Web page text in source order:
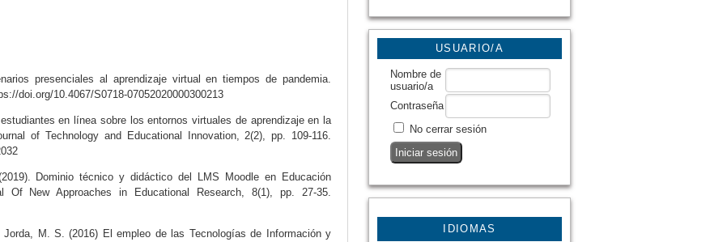
USUARIO/A
Nombre de
usuario/a
Contraseña
No cerrar sesión
IDIOMAS
presenciales al aprendizaje virtual en tiempos de pandemia.
doi.org/10.4067/S0718-07052020000300213
en línea sobre los entornos virtuales de aprendizaje en la
of Technology and Educational Innovation, 2(2), pp. 109-116.
Dominio técnico y didáctico del LMS Moodle en Educación
New Approaches in Educational Research, 8(1), pp. 27-35.
M. S. (2016) El empleo de las Tecnologías de Información y